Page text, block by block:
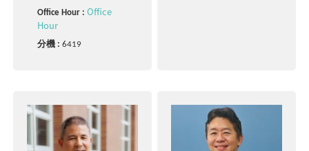
Office Hour :Office
Hour
分機 :6419